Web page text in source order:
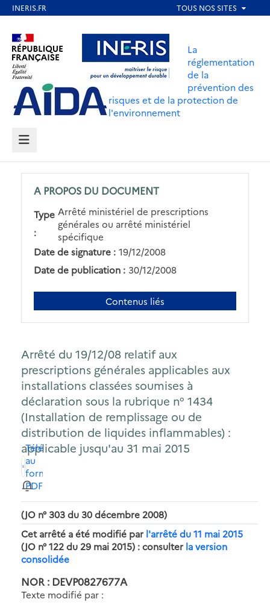
contenu
principal
Aller au contenu Aller au menu
Aller au pied de page
La
réglementation
de la
prévention des
risques et de la protection de
l'environnement
MENU
A PROPOS DU DOCUMENT
Type
:
Arrêté ministériel de prescriptions
générales ou arrêté ministériel
spécifique
Date de signature : 19/12/2008
Date de publication : 30/12/2008
Contenus liés
Arrêté du 19/12/08 relatif aux
prescriptions générales applicables aux
installations classées soumises à
déclaration sous la rubrique n° 1434
(Installation de remplissage ou de
distribution de liquides inflammables) :
applicable jusqu'au 31 mai 2015
Télécharger
au
format
PDF
(JO n° 303 du 30 décembre 2008)
Cet arrêté a été modifié par l'arrêté du 11 mai 2015
(JO n° 122 du 29 mai 2015) : consulter la version
consolidée
NOR : DEVP0827677A
Texte modifié par :